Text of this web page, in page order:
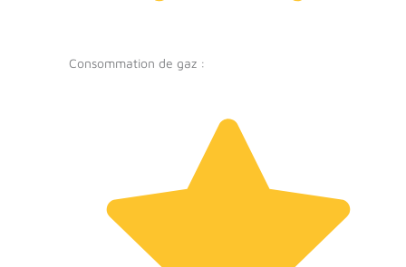
Consommation de gaz :